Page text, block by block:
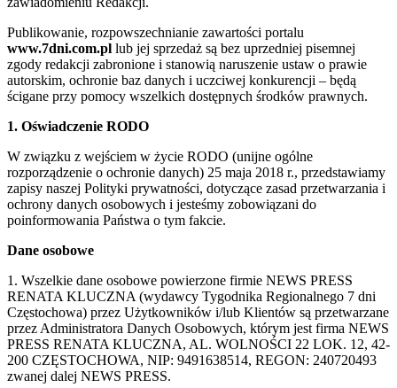
Publikowanie, rozpowszechnianie zawartości portalu
www.7dni.com.pl lub jej sprzedaż są bez uprzedniej pisemnej
zgody redakcji zabronione i stanowią naruszenie ustaw o prawie
autorskim, ochronie baz danych i uczciwej konkurencji – będą
ścigane przy pomocy wszelkich dostępnych środków prawnych.
1. Oświadczenie RODO
W związku z wejściem w życie RODO (unijne ogólne
rozporządzenie o ochronie danych) 25 maja 2018 r., przedstawiamy
zapisy naszej Polityki prywatności, dotyczące zasad przetwarzania i
ochrony danych osobowych i jesteśmy zobowiązani do
poinformowania Państwa o tym fakcie.
Dane osobowe
1. Wszelkie dane osobowe powierzone firmie NEWS PRESS
RENATA KLUCZNA (wydawcy Tygodnika Regionalnego 7 dni
Częstochowa) przez Użytkowników i/lub Klientów są przetwarzane
przez Administratora Danych Osobowych, którym jest firma NEWS
PRESS RENATA KLUCZNA, AL. WOLNOŚCI 22 LOK. 12, 42-
200 CZĘSTOCHOWA, NIP: 9491638514, REGON: 240720493
zwanej dalej NEWS PRESS.